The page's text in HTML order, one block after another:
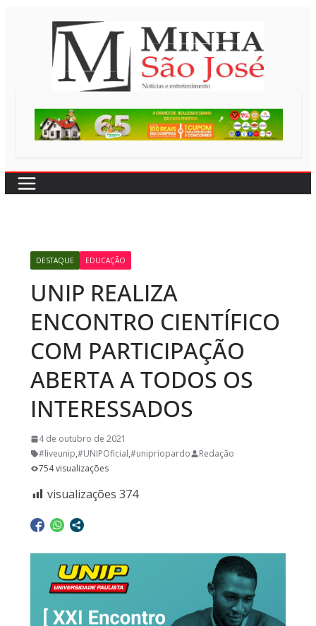
DESTAQUE EDUCAÇÃO
UNIP REALIZA
ENCONTRO CIENTÍFICO
COM PARTICIPAÇÃO
ABERTA A TODOS OS
INTERESSADOS
4 de outubro de 2021
#liveunip,#UNIPOficial,#unipriopardo
Redação
754 visualizações
visualizações 374